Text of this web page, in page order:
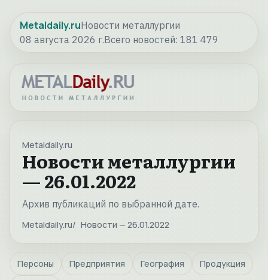
Metaldaily.ruНовости металлургии
08 августа 2026 г.Всего новостей: 181 479
Metaldaily.ru
Новости металлургии
— 26.01.2022
Архив публикаций по выбранной дате.
Metaldaily.ru Новости — 26.01.2022
Персоны Предприятия География Продукция